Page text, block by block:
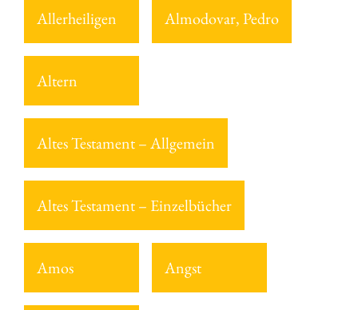
Allerheiligen Almodovar, Pedro
Altern
Altes Testament – Allgemein
Altes Testament – Einzelbücher
Amos Angst